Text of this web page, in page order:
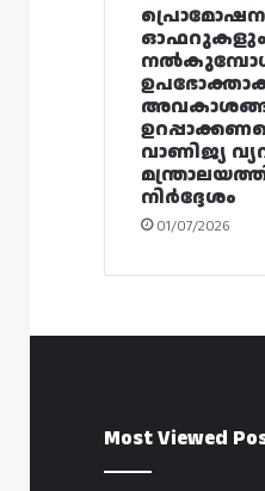
ഓഫറുകളും
വാണിജ്യ
നിർദ്ദേശം
01/07/2026
Most Viewed